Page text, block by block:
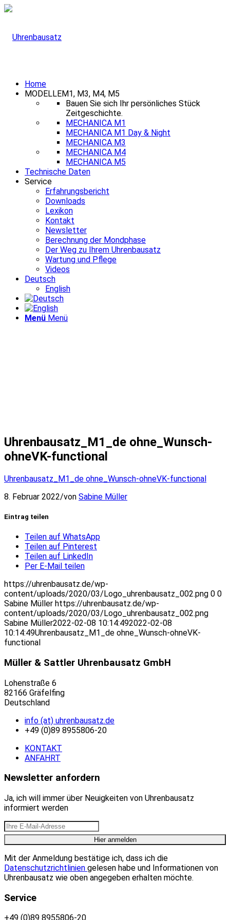
Home
MODELLEM1, M3, M4, M5
Bauen Sie sich Ihr persönliches Stück
Zeitgeschichte.
MECHANICA M1
MECHANICA M1 Day & Night
MECHANICA M3
MECHANICA M4
MECHANICA M5
Technische Daten
Service
Erfahrungsbericht
Downloads
Lexikon
Kontakt
Newsletter
Berechnung der Mondphase
Der Weg zu Ihrem Uhrenbausatz
Wartung und Pflege
Videos
Deutsch
English
Menü Menü
Uhrenbausatz_M1_de ohne_Wunsch-
ohneVK-functional
Uhrenbausatz_M1_de ohne_Wunsch-ohneVK-functional
8. Februar 2022/von Sabine Müller
Eintrag teilen
Teilen auf WhatsApp
Teilen auf Pinterest
Teilen auf LinkedIn
Per E-Mail teilen
https://uhrenbausatz.de/wp-
content/uploads/2020/03/Logo_uhrenbausatz_002.png 0 0
Sabine Müller https://uhrenbausatz.de/wp-
content/uploads/2020/03/Logo_uhrenbausatz_002.png
Sabine Müller2022-02-08 10:14:492022-02-08
10:14:49Uhrenbausatz_M1_de ohne_Wunsch-ohneVK-
functional
Müller & Sattler Uhrenbausatz GmbH
Lohenstraße 6
82166 Gräfelfing
Deutschland
info (at) uhrenbausatz.de
+49 (0)89 8955806-20
KONTAKT
ANFAHRT
Newsletter anfordern
Ja, ich will immer über Neuigkeiten von Uhrenbausatz
informiert werden
Mit der Anmeldung bestätige ich, dass ich die
Datenschutzrichtlinien gelesen habe und Informationen von
Uhrenbausatz wie oben angegeben erhalten möchte.
Service
+49 (0)89 8955806-20